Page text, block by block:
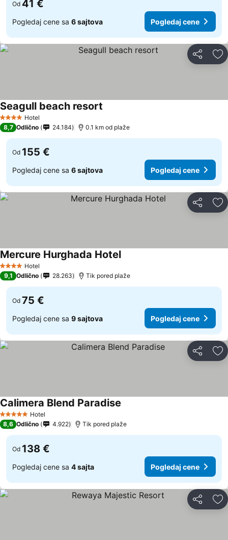
Od 41 €
Pogledaj cene sa 6 sajtova Pogledaj cene
Deli
4 ZvezdiceHotel
Seagull beach resort
8,7 Odlično 24.184 0.1 km od plaže
Od 155 €
Pogledaj cene sa 6 sajtova Pogledaj cene
Deli
4 ZvezdiceHotel
Mercure Hurghada Hotel
9,1 Odlično 28.263 Tik pored plaže
Od 75 €
Pogledaj cene sa 9 sajtova Pogledaj cene
Deli
5 ZvezdiceHotel
Calimera Blend Paradise
8,6 Odlično 4.922 Tik pored plaže
Od 138 €
Pogledaj cene sa 4 sajta Pogledaj cene
Deli